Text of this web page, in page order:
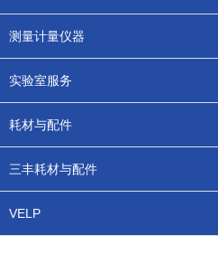
测量计量仪器
实验室服务
耗材与配件
三丰耗材与配件
VELP